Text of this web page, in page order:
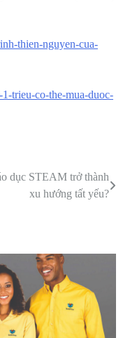
thien-nguyen-cua-
trieu-co-the-mua-duoc-
dục STEAM trở thành
xu hướng tất yếu?